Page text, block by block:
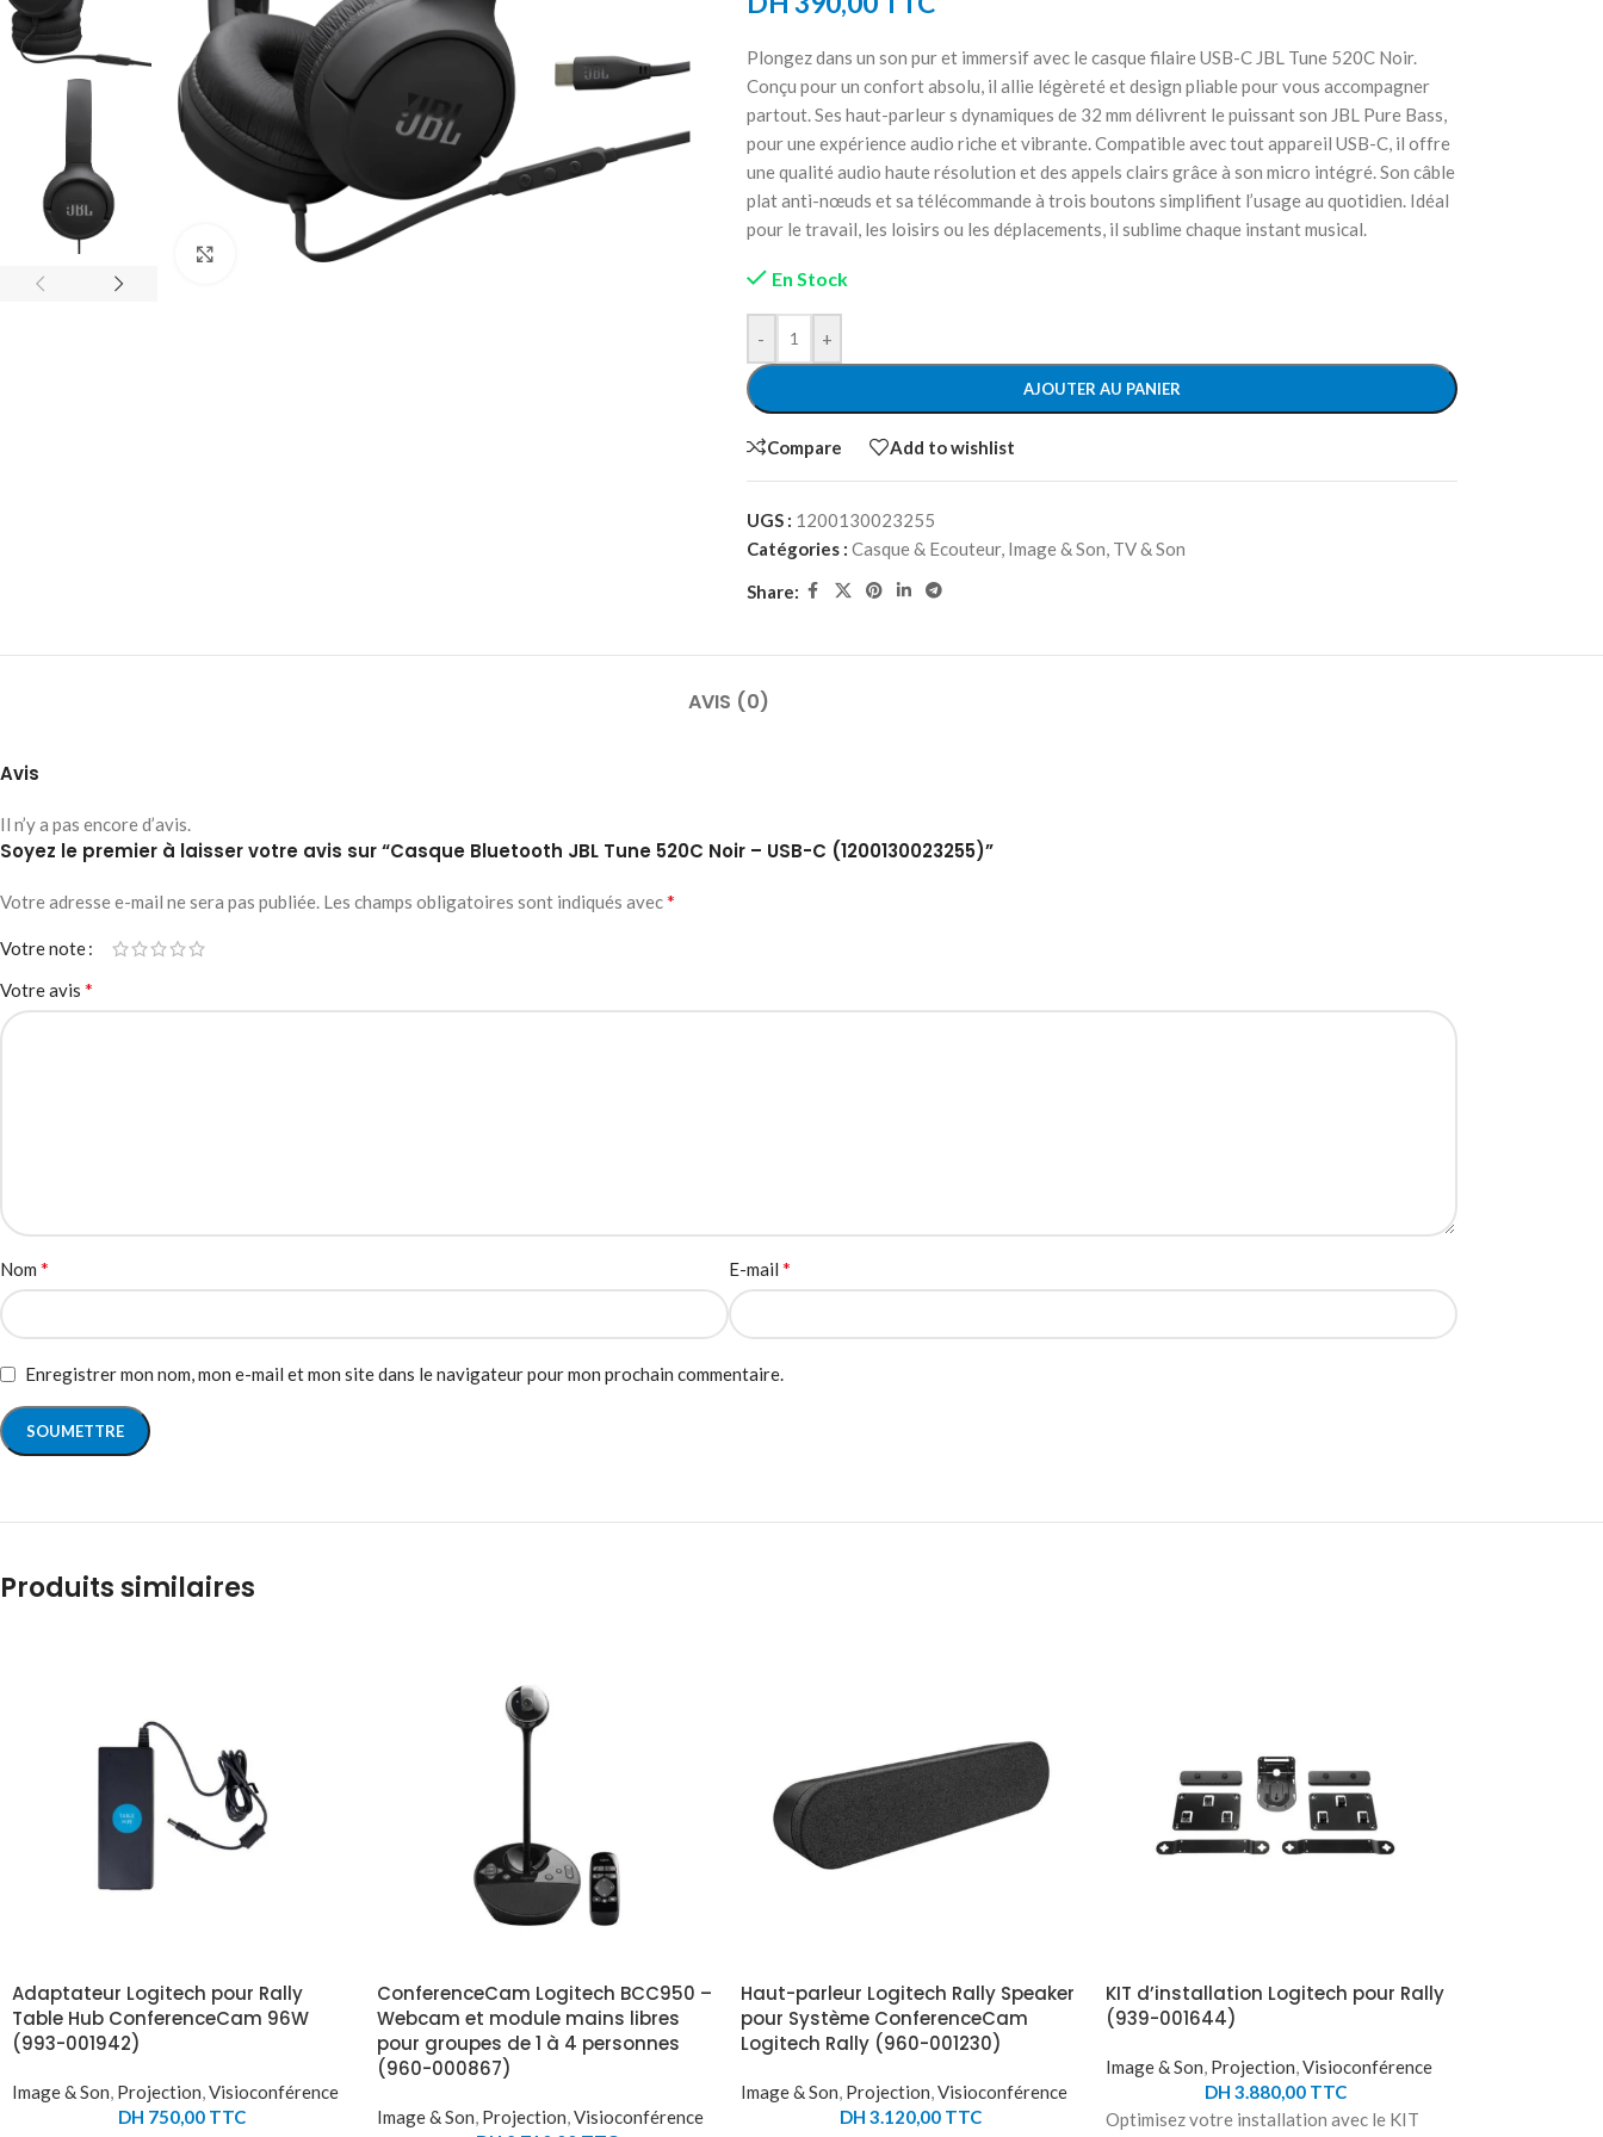
Click to enlarge
Plongez dans un son pur et immersif avec le casque filaire USB-C JBL Tune 520C Noir.
Conçu pour un confort absolu, il allie légèreté et design pliable pour vous accompagner
partout. Ses haut-parleur s dynamiques de 32 mm délivrent le puissant son JBL Pure Bass,
pour une expérience audio riche et vibrante. Compatible avec tout appareil USB-C, il offre
une qualité audio haute résolution et des appels clairs grâce à son micro intégré. Son câble
plat anti-nœuds et sa télécommande à trois boutons simplifient l’usage au quotidien. Idéal
pour le travail, les loisirs ou les déplacements, il sublime chaque instant musical.
En Stock
- +
AJOUTER AU PANIER
Compare Add to wishlist
UGS : 1200130023255
Catégories : Casque & Ecouteur, Image & Son, TV & Son
Share:
AVIS (0)
Avis
Il n’y a pas encore d’avis.
Soyez le premier à laisser votre avis sur “Casque Bluetooth JBL Tune 520C Noir – USB-C (1200130023255)”
Votre adresse e-mail ne sera pas publiée. Les champs obligatoires sont indiqués avec*
Votre note
Votre avis *
Nom * E-mail *
Enregistrer mon nom, mon e-mail et mon site dans le navigateur pour mon prochain commentaire.
Produits similaires
Adaptateur Logitech pour Rally
Table Hub ConferenceCam 96W
(993-001942)
Image & Son, Projection,Visioconférence
DH 750,00 TTC
ConferenceCam Logitech BCC950 –
Webcam et module mains libres
pour groupes de 1 à 4 personnes
(960-000867)
Image & Son, Projection,Visioconférence
Haut-parleur Logitech Rally Speaker
pour Système ConferenceCam
Logitech Rally (960-001230)
Image & Son, Projection,Visioconférence
DH 3.120,00 TTC
KIT d’installation Logitech pour Rally
(939-001644)
Image & Son, Projection,Visioconférence
DH 3.880,00TTC
Optimisez votre installation avec le KIT